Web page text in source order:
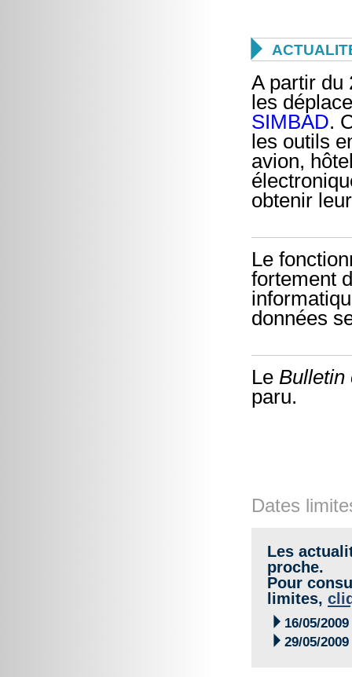

A partir du
les
SIMBAD.
les outils
avion,
obtenir
Le
fortement
données
Le Bulletin
paru.
Dates
Les
proche.
Pour
limites,
 16/05/2009
 29/05/2009